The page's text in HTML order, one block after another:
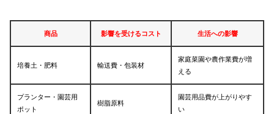
商品 影響を受けるコスト 生活への影響
培養土・肥料 輸送費・包装材
家庭菜園や農作業費が増
える
プランター・園芸用
ポット
樹脂原料
園芸用品費が上がりやす
い